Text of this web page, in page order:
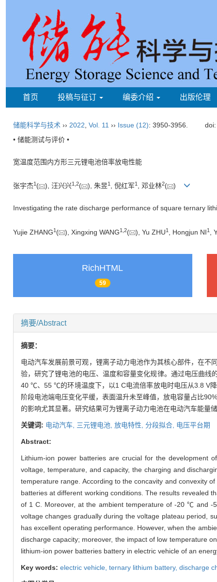
首页 投稿与征订 编委介绍 出版伦理
储能科学与技术 ›› 2022 Vol. 11 ›› Issue (12): 3950-3956.
• 储能测试与评价 •
宽温度范围内方形三元锂电池倍率放电性能
张宇杰1 ( ), 汪兴兴1 2( ), 朱昱1 , 倪红军1 , 邓业林2( )
Investigating the rate discharge performance of square ternary
Yujie ZHANG1 ( ), Xingxing WANG1 2( ), Yu ZHU1 , Hongjun NI1 ,
RichHTML
59
摘要/Abstract
摘要：
电动汽车发展前景可观，锂离子动力电池作为其核心部件，在
验，研究了锂电池的电压、温度和容量变化规律。通过电压曲
40 ℃、55 ℃的环境温度下，以1 C电流倍率放电时电压从3.8 V
阶段电池端电压变化平缓，表面温升未至峰值，放电容量占比
的影响尤其显著。研究结果可为锂离子动力电池在电动汽车能量
关键词: 电动汽车, 三元锂电池, 放电特性, 分段拟合, 电压平台期
Abstract:
Lithium-ion power batteries are crucial for the development
voltage, temperature, and capacity, the charging and
temperature range. According to the concavity and convexity
batteries at different working conditions. The results
of 1 C. Moreover, at the ambient temperature of -20 ℃ and -
voltage changes gradually during the voltage plateau period,
has excellent operating performance. However, when the
discharge capacity; moreover, the impact of low temperature
lithium-ion power batteries battery in electric vehicle of an
Key words: electric vehicle, ternary lithium battery, discharge